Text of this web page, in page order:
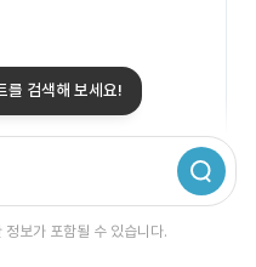
개인정보 보호 정책
항을 해결하는 데 중점
택으로는
를 검색해 보세요!
보가 포함될 수 있습니다.